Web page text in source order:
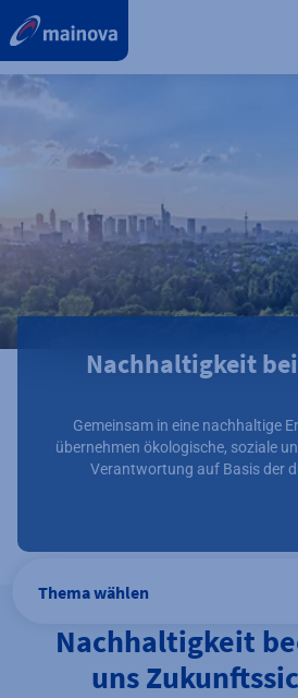
Nachhaltigkeit
Gemeinsam in eine nachhaltige
übernehmen ökologische, soziale
Verantwortung auf Basis der
Thema wählen
Nachhaltigkeit
uns